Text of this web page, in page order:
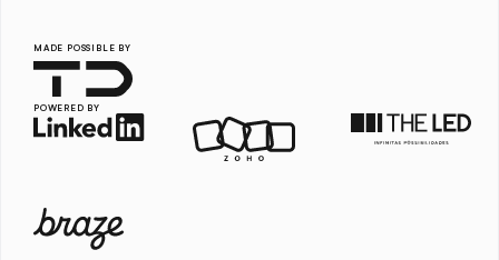
MADE POSSIBLE BY
POWERED BY